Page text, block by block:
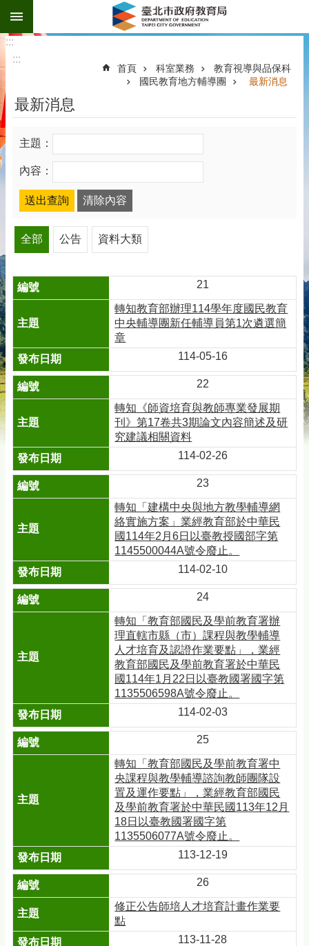
跳到主要內容區塊
:::
:::
首頁 科室業務
教育視導與品保科
國民教育地方輔導團
最新消息
最新消息
主題：
內容：
全部 公告 資料大類
21
轉知教育部辦理114學年度國民教育
中央輔導團新任輔導員第1次遴選簡
章
114-05-16
22
轉知《師資培育與教師專業發展期
刊》第17卷共3期論文內容簡述及研
究建議相關資料
114-02-26
23
轉知「建構中央與地方教學輔導網
絡實施方案」業經教育部於中華民
國114年2月6日以臺教授國部字第
1145500044A號令廢止。
114-02-10
24
轉知「教育部國民及學前教育署辦
理直轄市縣（市）課程與教學輔導
人才培育及認證作業要點」，業經
教育部國民及學前教育署於中華民
國114年1月22日以臺教國署國字第
1135506598A號令廢止。
114-02-03
25
轉知「教育部國民及學前教育署中
央課程與教學輔導諮詢教師團隊設
置及運作要點」，業經教育部國民
及學前教育署於中華民國113年12月
18日以臺教國署國字第
1135506077A號令廢止。
113-12-19
26
修正公告師培人才培育計畫作業要
點
113-11-28